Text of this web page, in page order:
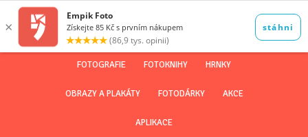
FOTOGRAFIE FOTOKNIHY HRNKY
OBRAZY A PLAKÁTY FOTODÁRKY AKCE
APLIKACE